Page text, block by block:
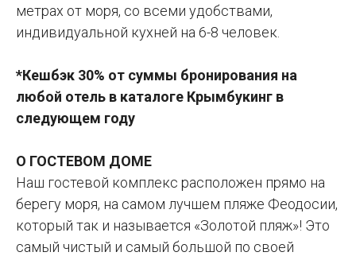
метрах от моря, со всеми удобствами,
индивидуальной кухней на 6-8 человек.
*Кешбэк 30% от суммы бронирования на
любой отель в каталоге Крымбукинг в
следующем году
О ГОСТЕВОМ ДОМЕ
Наш гостевой комплекс расположен прямо на
берегу моря, на самом лучшем пляже Феодосии,
который так и называется «Золотой пляж»! Это
самый чистый и самый большой по своей